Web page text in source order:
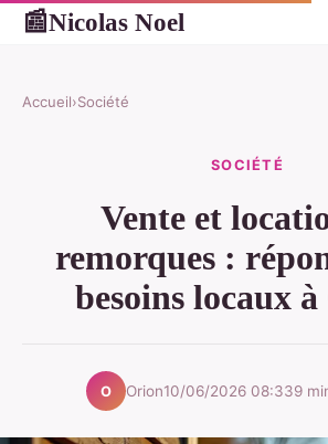
📰Nicolas Noel
Accueil›Société
SOCIÉTÉ
Vente et
remorques :
besoins locaux
O Orion10/06/2026 08:339